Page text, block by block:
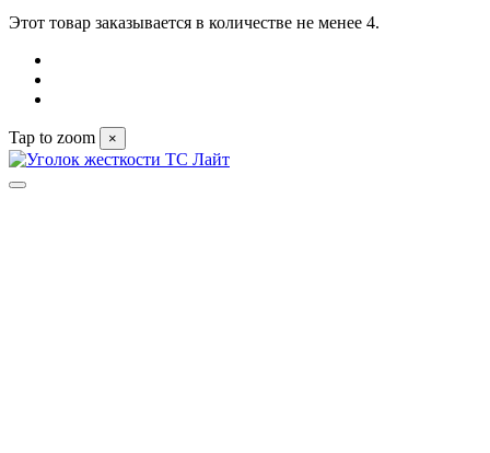
Этот товар заказывается в количестве не менее 4.
Tap to zoom ×